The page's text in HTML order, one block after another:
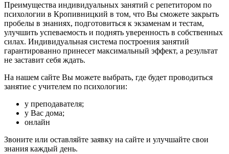
Преимущества индивидуальных занятий с репетитором по
психологии в Кропивницкий в том, что Вы сможете закрыть
пробелы в знаниях, подготовиться к экзаменам и тестам,
улучшить успеваемость и поднять уверенность в собственных
силах. Индивидуальная система построения занятий
гарантированно принесет максимальный эффект, а результат
не заставит себя ждать.
На нашем сайте Вы можете выбрать, где будет проводиться
занятие с учителем по психологии:
у преподавателя;
у Вас дома;
онлайн
Звоните или оставляйте заявку на сайте и улучшайте свои
знания каждый день.